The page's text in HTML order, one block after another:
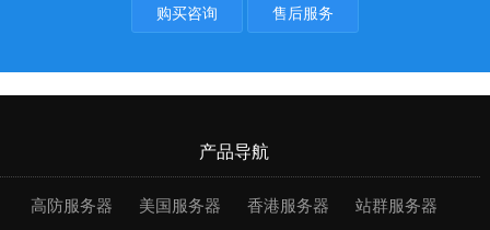
购买咨询 售后服务
产品导航
高防服务器 美国服务器 香港服务器
站群服务器